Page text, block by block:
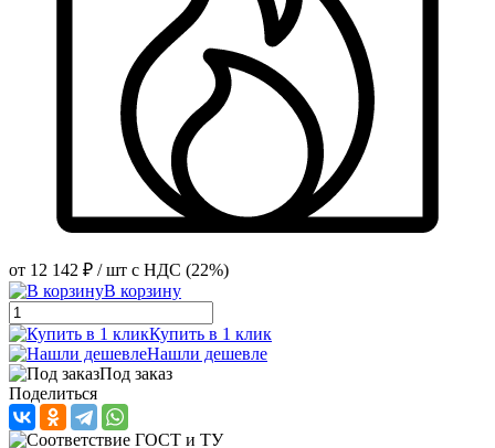
от 12 142 ₽ / шт с НДС (22%)
В корзину
Купить в 1 клик
Нашли дешевле
Под заказ
Поделиться